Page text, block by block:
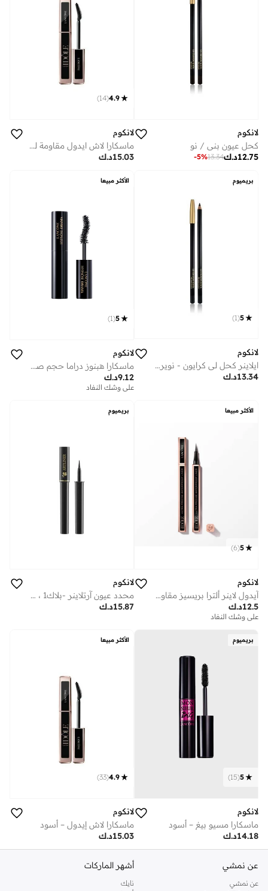
لانكوم
كحل عيون بني / نو
د.ك12.75
13.34
-5%
4.9
(
14
)
لانكوم
ماسكارا لاش ايدول مقاومة للماء
د.ك15.03
بريميوم
5
(
1
)
لانكوم
ايلاينر كحل لي كرايون - نوير بلاك
د.ك13.34
الأكثر مبيعا
5
(
1
)
لانكوم
ماسكارا هبنوز دراما حجم صغير - 01 اكسيسيف بلاك
د.ك9.12
على وشك النفاد
الأكثر مبيعا
5
(
6
)
لانكوم
آيدول لاينر ألترا بريسيز مقاوم للماء – 01 جلوسي بلاك – 0.03 أونصة مكياج
د.ك12.5
على وشك النفاد
بريميوم
لانكوم
محدد عيون آرتلاينر -بلاك1 ، 1.4 مل
د.ك15.87
بريميوم
5
(
15
)
لانكوم
ماسكارا مسيو بيغ – أسود
د.ك14.18
الأكثر مبيعا
4.9
(
33
)
لانكوم
ماسكارا لاش إيدول – أسود
د.ك15.03
عن نمشي
عن نمشي
أشهر الماركات
نايك